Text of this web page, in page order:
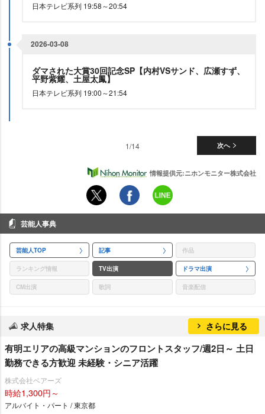
日本テレビ系列 19:58～20:54
2026-03-08
ダマされた大賞30回記念SP【内村VSサンド、広瀬すず、
平野紫耀、土屋太鳳】
日本テレビ系列 19:00～21:54
次へ
1/14
情報提供元:ニホンモニター株式会社
芸能人事典
芸能人TOP 記事 作品
ランキング情報 TV出演 ドラマ出演
CM出演 歌詞 音楽配信
求人特集 さらに見る
有明エリアの⾼級マンションのフロントスタッフ/週2日～ 土日
勤務できる方歓迎 未経験・シニア活躍
株式会社ベアーズ
時給1,300円～
アルバイト・パート / 東京都